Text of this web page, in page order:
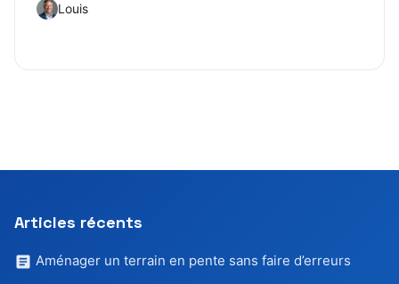
Louis
Articles récents
Aménager un terrain en pente sans faire d’erreurs